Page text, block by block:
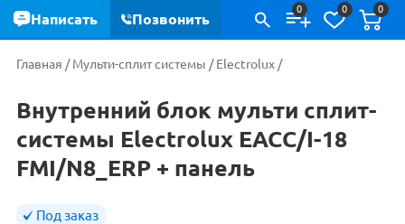
0 0 0
Главная /Мульти-сплит системы /Electrolux /
Внутренний блок мульти сплит-
системы Electrolux EACС/I-18
FMI/N8_ERP + панель
Под заказ
Написать Позвонить